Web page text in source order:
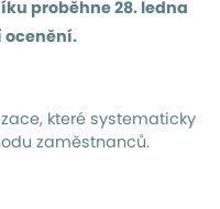
proběhne 28. ledna
ocenění.
které systematicky
zaměstnanců.